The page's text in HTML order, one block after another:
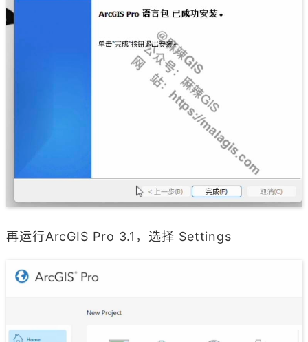
再运行ArcGIS Pro 3.1，选择 Settings